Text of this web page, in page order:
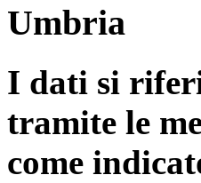
Umbria
I dati si
tramite le
come